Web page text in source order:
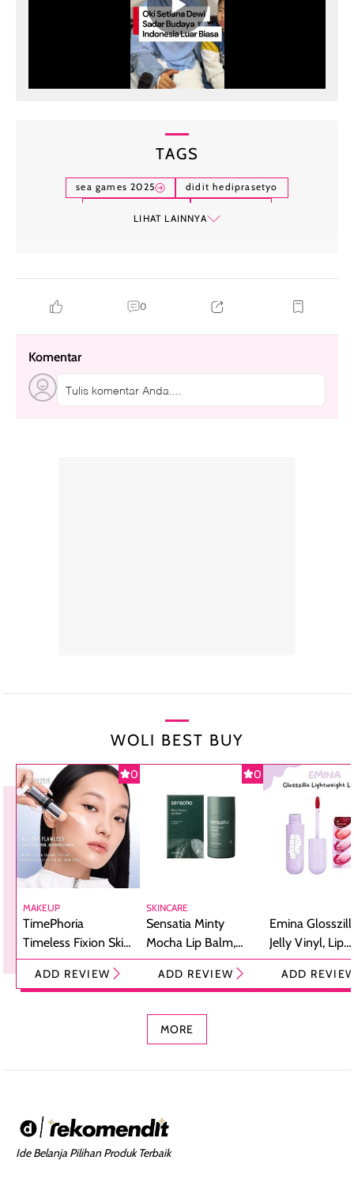
TAGS
sea games 2025
didit hediprasetyo
LIHAT LAINNYA
0
Komentar
Tulis komentar Anda....
WOLI BEST BUY
0
MAKEUP
TimePhoria
Timeless Fixion Skin
Tint Stick,
Foundation dan
ADD REVIEW
0
SKINCARE
Sensatia Minty
Mocha Lip Balm,
Pelembap Bibir
dengan Aroma
ADD REVIEW
Emina
Jelly Vinyl, Lip
Cream Glossy
Ringan
ADD
MORE
Ide Belanja Pilihan Produk Terbaik